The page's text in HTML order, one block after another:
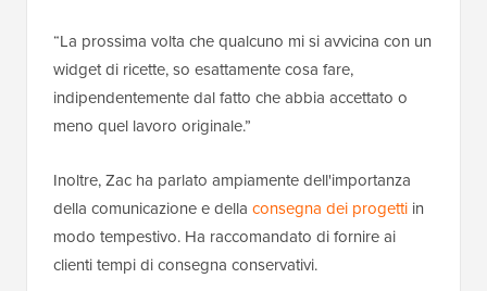
“La prossima volta che qualcuno mi si avvicina con un
widget di ricette, so esattamente cosa fare,
indipendentemente dal fatto che abbia accettato o
meno quel lavoro originale.”
Inoltre, Zac ha parlato ampiamente dell'importanza
della comunicazione e della consegna dei progetti in
modo tempestivo. Ha raccomandato di fornire ai
clienti tempi di consegna conservativi.